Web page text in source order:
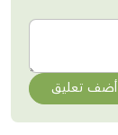
أضف تعليق